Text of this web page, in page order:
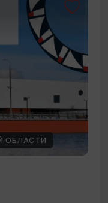
ОБЛАСТИ